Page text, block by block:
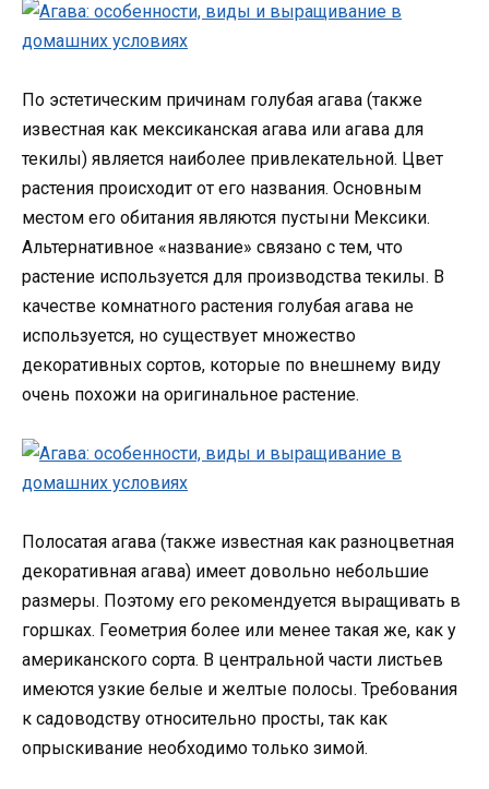
По эстетическим причинам голубая агава (также
известная как мексиканская агава или агава для
текилы) является наиболее привлекательной. Цвет
растения происходит от его названия. Основным
местом его обитания являются пустыни Мексики.
Альтернативное «название» связано с тем, что
растение используется для производства текилы. В
качестве комнатного растения голубая агава не
используется, но существует множество
декоративных сортов, которые по внешнему виду
очень похожи на оригинальное растение.
Полосатая агава (также известная как разноцветная
декоративная агава) имеет довольно небольшие
размеры. Поэтому его рекомендуется выращивать в
горшках. Геометрия более или менее такая же, как у
американского сорта. В центральной части листьев
имеются узкие белые и желтые полосы. Требования
к садоводству относительно просты, так как
опрыскивание необходимо только зимой.